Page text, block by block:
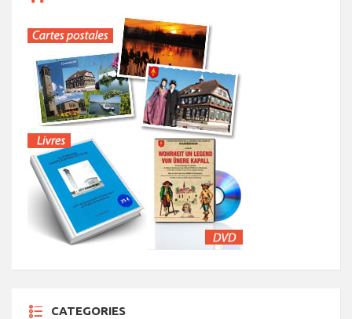
CATEGORIES